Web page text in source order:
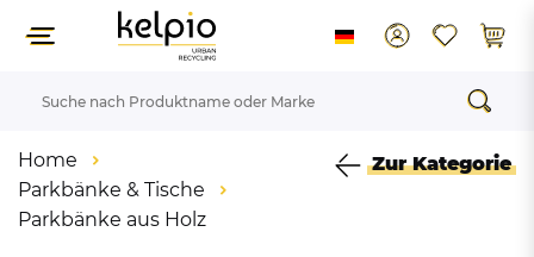
Home
Parkbänke & Tische
Parkbänke aus Holz
Zur Kategorie